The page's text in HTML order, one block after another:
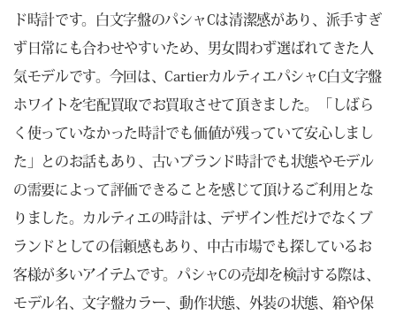
ド時計です。白文字盤のパシャCは清潔感があり、派手すぎ
ず日常にも合わせやすいため、男女問わず選ばれてきた人
気モデルです。今回は、CartierカルティエパシャC白文字盤
ホワイトを宅配買取でお買取させて頂きました。「しばら
く使っていなかった時計でも価値が残っていて安心しまし
た」とのお話もあり、古いブランド時計でも状態やモデル
の需要によって評価できることを感じて頂けるご利用とな
りました。カルティエの時計は、デザイン性だけでなくブ
ランドとしての信頼感もあり、中古市場でも探しているお
客様が多いアイテムです。パシャCの売却を検討する際は、
モデル名、文字盤カラー、動作状態、外装の状態、箱や保